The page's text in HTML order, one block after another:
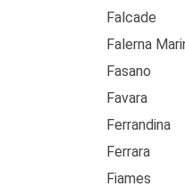
Falcade
Falerna
Fasano
Favara
Ferrandina
Ferrara
Fiames